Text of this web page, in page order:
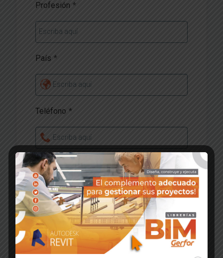
Profesión *
Escriba aquí
País *
Escriba aquí
Teléfono *
Escriba aquí
Departamento *
Nombre departamento
Ciudad *
Nombre de la ciudad